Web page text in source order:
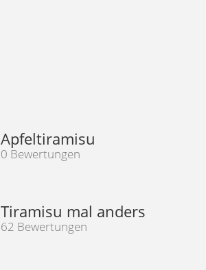
Apfeltiramisu
0 Bewertungen
Tiramisu mal anders
62 Bewertungen